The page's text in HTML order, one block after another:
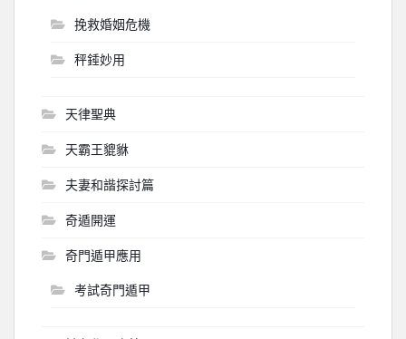
挽救婚姻危機
秤錘妙用
天律聖典
天霸王貔貅
夫妻和諧探討篇
奇遁開運
奇門遁甲應用
考試奇門遁甲